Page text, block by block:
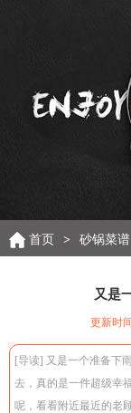
首页 > 砂锅菜谱
又是
更新时
[导读] 又是一个准备下
去，真的是一件超级幸
呢，看看附近最近的老